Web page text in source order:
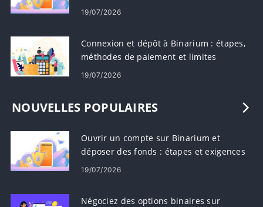
19/07/2026
Connexion et dépôt à Binarium : étapes,
méthodes de paiement et limites
19/07/2026
NOUVELLES POPULAIRES
Ouvrir un compte sur Binarium et
déposer des fonds : étapes et exigences
19/07/2026
Négociez des options binaires sur